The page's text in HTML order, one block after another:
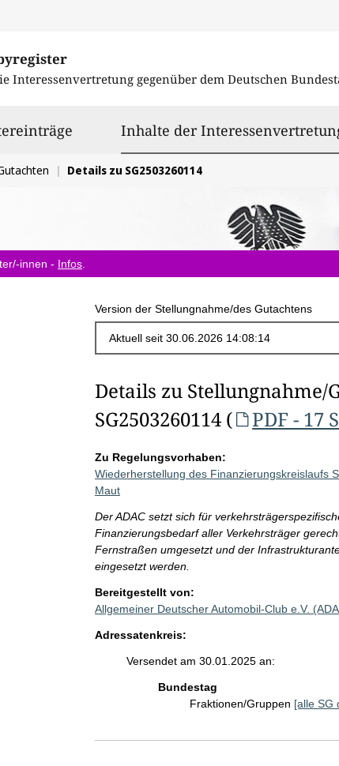
Interessenvertretung gegenüber dem Deutschen
Inhalte der
Details zu SG2503260114
innen - Infos
Version der Stellungnahme/des Gutachtens
Details zu Stellungnahme/
SG2503260114 (
PDF - 17
Zu Regelungsvorhaben:
Wiederherstellung des Finanzierungskreislaufs
Maut
Der ADAC setzt sich für
Finanzierungsbedarf aller Verkehrsträger
Fernstraßen umgesetzt und der
eingesetzt werden.
Bereitgestellt von:
Allgemeiner Deutscher Automobil-Club e.V.
Adressatenkreis:
Versendet am 30.01.2025 an:
Bundestag
Fraktionen/Gruppen [alle SG